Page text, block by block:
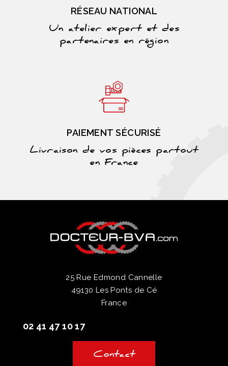
RÉSEAU NATIONAL
Un atelier expert et des
partenaires en région
PAIEMENT SÉCURISÉ
Livraison de vos pièces partout
en France
25 Rue Edmond Cannelle
49130 Les Ponts de Cé
France
02 41 47 10 17
Contact